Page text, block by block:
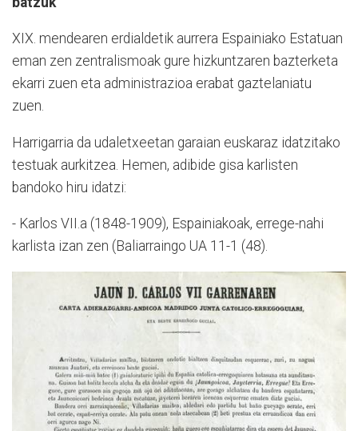
XIX. mendearen erdialdetik aurrera Espainiako Estatuan
eman zen zentralismoak gure hizkuntzaren bazterketa
ekarri zuen eta administrazioa erabat gaztelaniatu
zuen.
Harrigarria da udaletxeetan garaian euskaraz idatzitako
testuak aurkitzea. Hemen, adibide gisa karlisten
bandoko hiru idatzi:
- Karlos VII.a (1848-1909), Espainiakoak, errege-nahi
karlista izan zen (Baliarraingo UA 11-1 (48).